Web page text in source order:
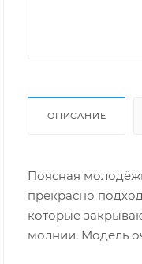
ОПИСАНИЕ
Поясная
прекрасно
которые
молнии. Модель